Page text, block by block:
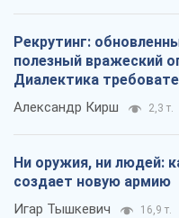
Рекрутинг:
полезный вражеский
Диалектика
Александр Кирш 2,3 т.
Ни оружия, ни людей:
создает новую армию
Игар Тышкевич 16,9 т.